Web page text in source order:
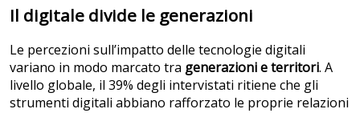
Il digitale divide le generazioni
Le percezioni sull’impatto delle tecnologie digitali
variano in modo marcato tra generazioni e territori. A
livello globale, il 39% degli intervistati ritiene che gli
strumenti digitali abbiano rafforzato le proprie relazioni